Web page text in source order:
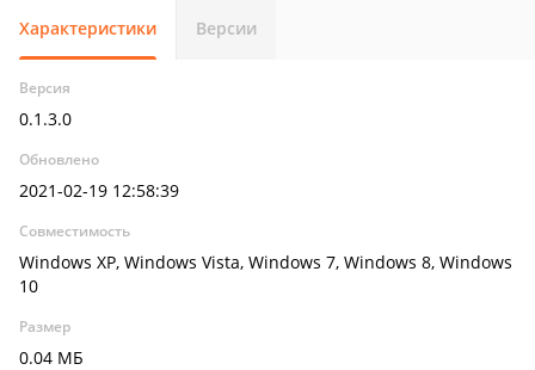
Характеристики Версии
Версия
0.1.3.0
Обновлено
2021-02-19 12:58:39
Совместимость
Windows XP, Windows Vista, Windows 7, Windows 8, Windows
10
Размер
0.04 МБ